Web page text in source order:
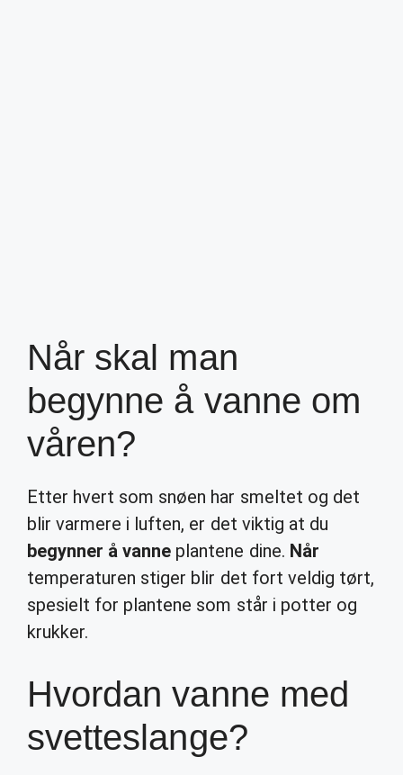
Når skal man
begynne å vanne om
våren?
Etter hvert som snøen har smeltet og det
blir varmere i luften, er det viktig at du
begynner å vanne plantene dine. Når
temperaturen stiger blir det fort veldig tørt,
spesielt for plantene som står i potter og
krukker.
Hvordan vanne med
svetteslange?